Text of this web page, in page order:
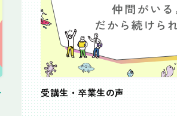
受講生・卒業生の声